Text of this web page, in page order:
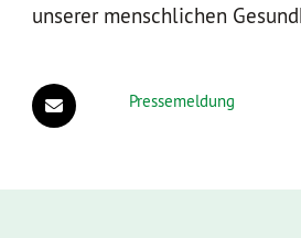
unserer menschlichen
Pressemeldung